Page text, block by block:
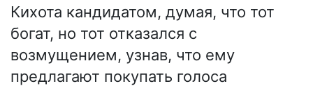
Кихота кандидатом, думая, что тот
богат, но тот отказался с
возмущением, узнав, что ему
предлагают покупать голоса